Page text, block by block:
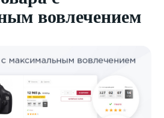
вовлечением